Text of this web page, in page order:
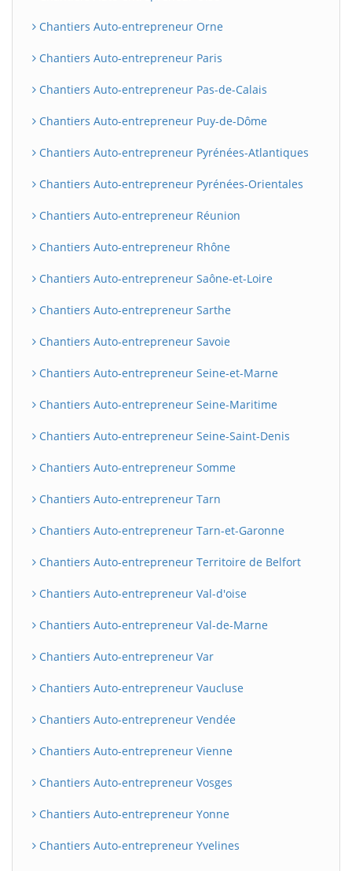
Chantiers Auto-entrepreneur Orne
Chantiers Auto-entrepreneur Paris
Chantiers Auto-entrepreneur Pas-de-Calais
Chantiers Auto-entrepreneur Puy-de-Dôme
Chantiers Auto-entrepreneur Pyrénées-Atlantiques
Chantiers Auto-entrepreneur Pyrénées-Orientales
Chantiers Auto-entrepreneur Réunion
Chantiers Auto-entrepreneur Rhône
Chantiers Auto-entrepreneur Saône-et-Loire
Chantiers Auto-entrepreneur Sarthe
Chantiers Auto-entrepreneur Savoie
Chantiers Auto-entrepreneur Seine-et-Marne
Chantiers Auto-entrepreneur Seine-Maritime
Chantiers Auto-entrepreneur Seine-Saint-Denis
Chantiers Auto-entrepreneur Somme
Chantiers Auto-entrepreneur Tarn
Chantiers Auto-entrepreneur Tarn-et-Garonne
Chantiers Auto-entrepreneur Territoire de Belfort
Chantiers Auto-entrepreneur Val-d'oise
Chantiers Auto-entrepreneur Val-de-Marne
Chantiers Auto-entrepreneur Var
Chantiers Auto-entrepreneur Vaucluse
Chantiers Auto-entrepreneur Vendée
Chantiers Auto-entrepreneur Vienne
Chantiers Auto-entrepreneur Vosges
Chantiers Auto-entrepreneur Yonne
Chantiers Auto-entrepreneur Yvelines